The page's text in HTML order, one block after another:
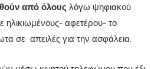
από όλους λόγω ψηφιακού
αφετέρου- το
σε απειλές για την ασφάλεια.